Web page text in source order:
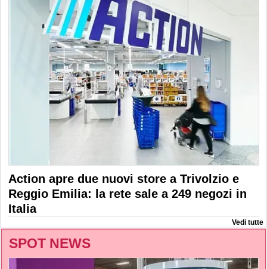
Action apre due nuovi store a Trivolzio e
Reggio Emilia: la rete sale a 249 negozi in
Italia
Vedi tutte
SPOT NEWS